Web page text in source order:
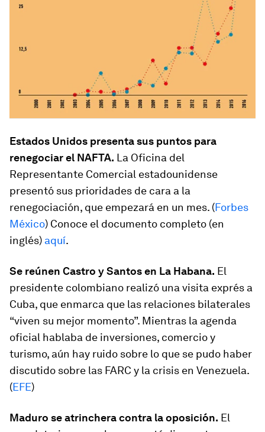
Estados Unidos presenta sus puntos para
renegociar el NAFTA. La Oficina del
Representante Comercial estadounidense
presentó sus prioridades de cara a la
renegociación, que empezará en un mes. (Forbes
México) Conoce el documento completo (en
inglés) aquí.
Se reúnen Castro y Santos en La Habana. El
presidente colombiano realizó una visita exprés a
Cuba, que enmarca que las relaciones bilaterales
“viven su mejor momento”. Mientras la agenda
oficial hablaba de inversiones, comercio y
turismo, aún hay ruido sobre lo que se pudo haber
discutido sobre las FARC y la crisis en Venezuela.
(EFE)
Maduro se atrinchera contra la oposición. El